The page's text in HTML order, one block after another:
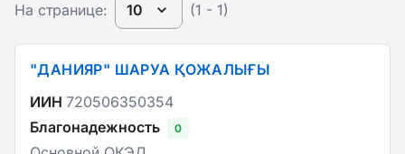
На странице: 10 (1 - 1)
"ДАНИЯР" ШАРУА ҚОЖАЛЫҒЫ
ИИН 720506350354
Благонадежность
0